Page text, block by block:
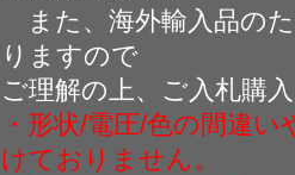
また、海外輸入品の
りますので
ご理解の上、ご入札購
・形状/電圧/色の間違
けておりません。